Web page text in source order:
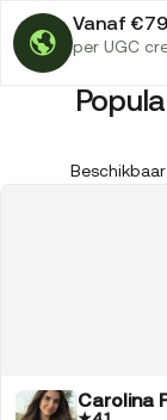
Vanaf €79
per UGC
Carolina